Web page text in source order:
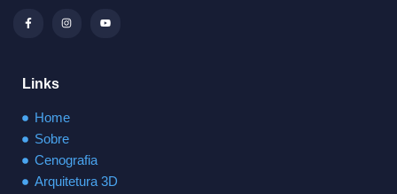
Links
Home
Sobre
Cenografia
Arquitetura 3D